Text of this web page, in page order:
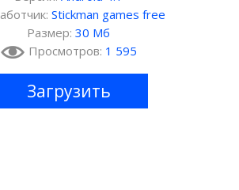
Stickman games free
Размер:30 Мб
Просмотров: 1 595
Загрузить